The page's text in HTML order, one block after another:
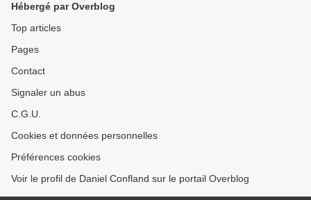
Hébergé par Overblog
Top articles
Pages
Contact
Signaler un abus
C.G.U.
Cookies et données personnelles
Préférences cookies
Voir le profil de Daniel Confland sur le portail Overblog